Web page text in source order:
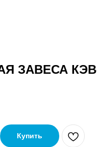
ЗАВЕСА КЭВ-
Купить